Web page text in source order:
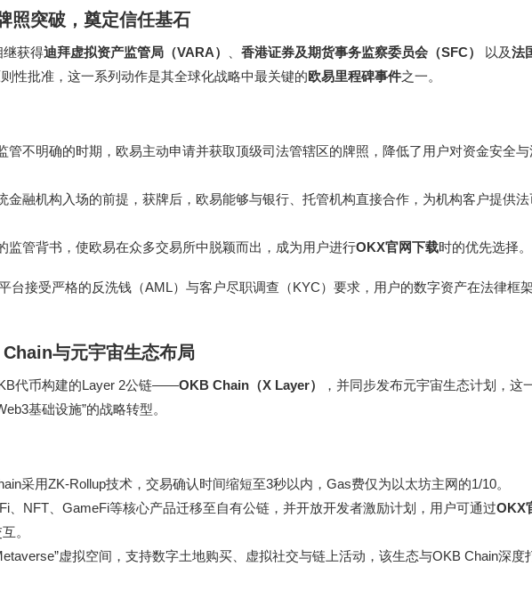
照突破，奠定信任基石
继获得迪拜虚拟资产监管局（VARA） 香港证券及期货事务监察委员会（SFC） 以及法
性批准，这一系列动作是其全球化战略中最关键的欧易里程碑事件之一。
管不明确的时期，欧易主动申请并获取顶级司法管辖区的牌照，降低了用户对资金安全
金融机构入场的前提，获牌后，欧易能够与银行、托管机构直接合作，为机构客户提供
监管背书，使欧易在众多交易所中脱颖而出，成为用户进行OKX官网下载时的优先选择。
台接受严格的反洗钱（AML）与客户尽职调查（KYC）要求，用户的数字资产在法律框
与元宇宙生态布局
代币构建的Layer 2公链——OKB Chain（X Layer） ，并同步发布元宇宙生态计划，这
基础设施”的战略转型。
采用ZK-Rollup技术，交易确认时间缩短至3秒以内，Gas费仅为以太坊主网的1/10。
、NFT、GameFi等核心产品迁移至自有公链，并开放开发者激励计划，用户可通过OKX
。
虚拟空间，支持数字土地购买、虚拟社交与链上活动，该生态与OKB Chain深度